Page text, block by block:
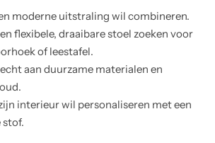
moderne uitstraling wil combineren.
flexibele, draaibare stoel zoeken voor
of leestafel.
aan duurzame materialen en
interieur wil personaliseren met een
stof.